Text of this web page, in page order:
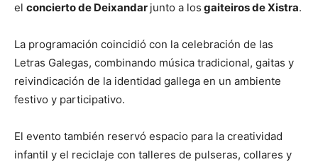
el concierto de Deixandar junto a los gaiteiros de Xistra.
La programación coincidió con la celebración de las
Letras Galegas, combinando música tradicional, gaitas y
reivindicación de la identidad gallega en un ambiente
festivo y participativo.
El evento también reservó espacio para la creatividad
infantil y el reciclaje con talleres de pulseras, collares y